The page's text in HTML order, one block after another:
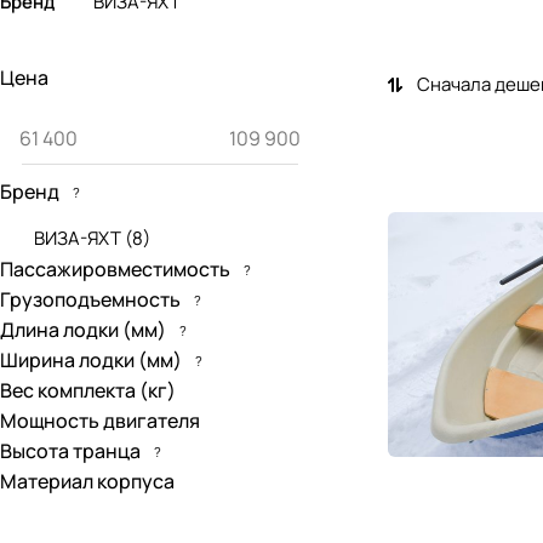
Сначала
Цена
Бренд ?
ВИЗА-ЯХТ (8)
Пассажировместимость ?
Грузоподъемность ?
Длина лодки (мм) ?
Ширина лодки (мм) ?
Вес комплекта (кг)
Мощность двигателя
Высота транца
?
Материал корпуса